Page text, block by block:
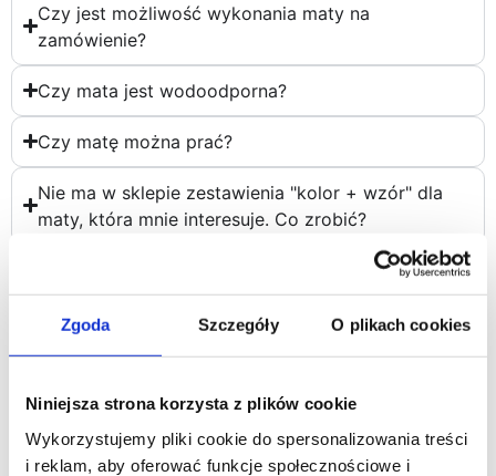
Zgoda Szczegóły O plikach cookies
Niniejsza strona korzysta z plików cookie
Wykorzystujemy pliki cookie do spersonalizowania treści
i reklam, aby oferować funkcje społecznościowe i
Czy jest możliwość wykonania maty na
zamówienie?
Czy mata jest wodoodporna?
Czy matę można prać?
Nie ma w sklepie zestawienia "kolor + wzór" dla
maty, która mnie interesuje. Co zrobić?
Czy prowadzimy serwis naszych produktów gdy
np. pies pogryzie matę?
Polecamy również